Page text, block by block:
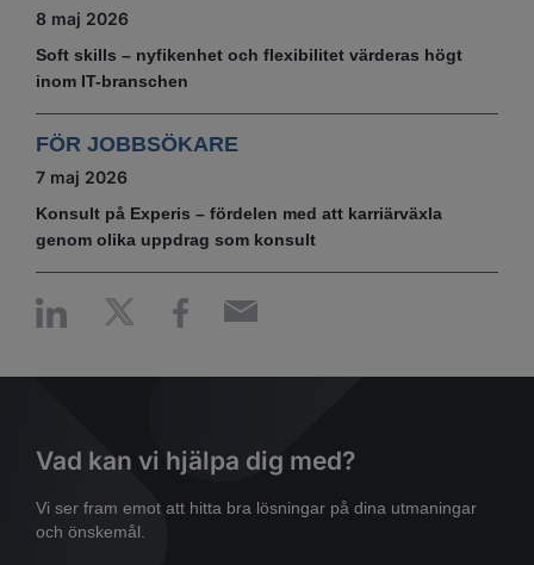
8 maj 2026
Soft skills – nyfikenhet och flexibilitet värderas högt
inom IT-branschen
FÖR JOBBSÖKARE
7 maj 2026
Konsult på Experis – fördelen med att karriärväxla
genom olika uppdrag som konsult
Vad kan vi hjälpa dig med?
Vi ser fram emot att hitta bra lösningar på dina utmaningar
och önskemål.